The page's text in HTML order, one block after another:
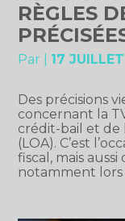
RÈGLES
Par 17
Des précisions
concernant la
crédit-bail et de
(LOA). C’est
fiscal, mais
notamment lors